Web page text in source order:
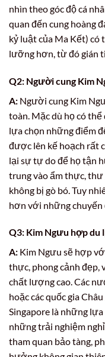
nhìn theo góc độ cá
quan đến cung hoàng
kỷ luật của Ma Kết) có
lưỡng hơn, từ đó gián
Q2: Người cung Kim
A: Người cung Kim
toàn. Mặc dù họ có
lựa chọn những điểm
được lên kế hoạch rất
lại sự tự do để họ tận
trung vào ẩm thực, thư
không bị gò bó. Tuy
hơn với những chuyến
Q3: Kim Ngưu hợp du
A: Kim Ngưu sẽ hợp
thực, phong cảnh đẹp,
chất lượng cao. Các
hoặc các quốc gia
Singapore là những
những trải nghiệm
tham quan bảo tàng,